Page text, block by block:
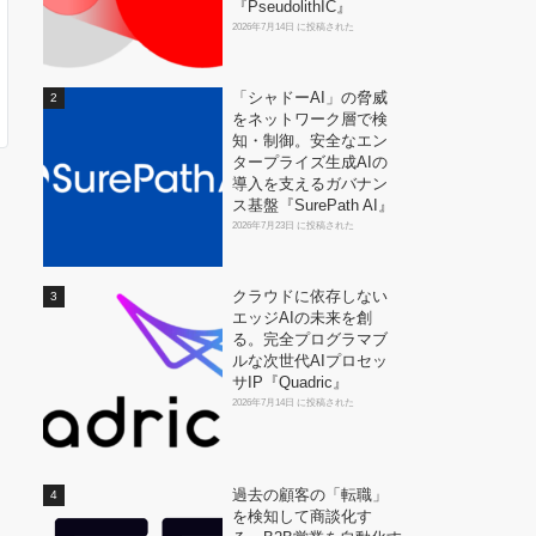
『PseudolithIC』
2026年7月14日 に投稿された
「シャドーAI」の脅威
をネットワーク層で検
知・制御。安全なエン
タープライズ生成AIの
導入を支えるガバナン
ス基盤『SurePath AI』
2026年7月23日 に投稿された
クラウドに依存しない
エッジAIの未来を創
る。完全プログラマブ
ルな次世代AIプロセッ
サIP『Quadric』
2026年7月14日 に投稿された
過去の顧客の「転職」
を検知して商談化す